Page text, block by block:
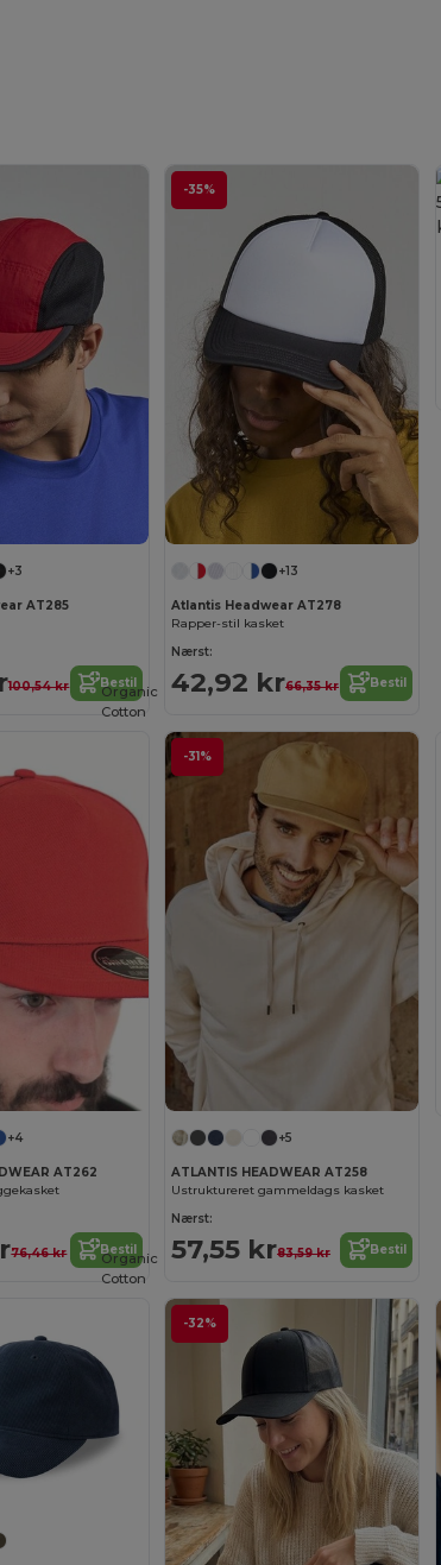
+3
AT285
100,54 kr Bestil
-35%
+13
Atlantis Headwear AT278
Rapper-stil kasket
Nærst:
42,92 kr66,35 kr Bestil
+4
AT262
76,46 kr Bestil
-31%
Organic
Cotton
+5
ATLANTIS HEADWEAR AT258
Ustruktureret gammeldags kasket
Nærst:
57,55 kr83,59 kr Bestil
-32%
Organic
Cotton